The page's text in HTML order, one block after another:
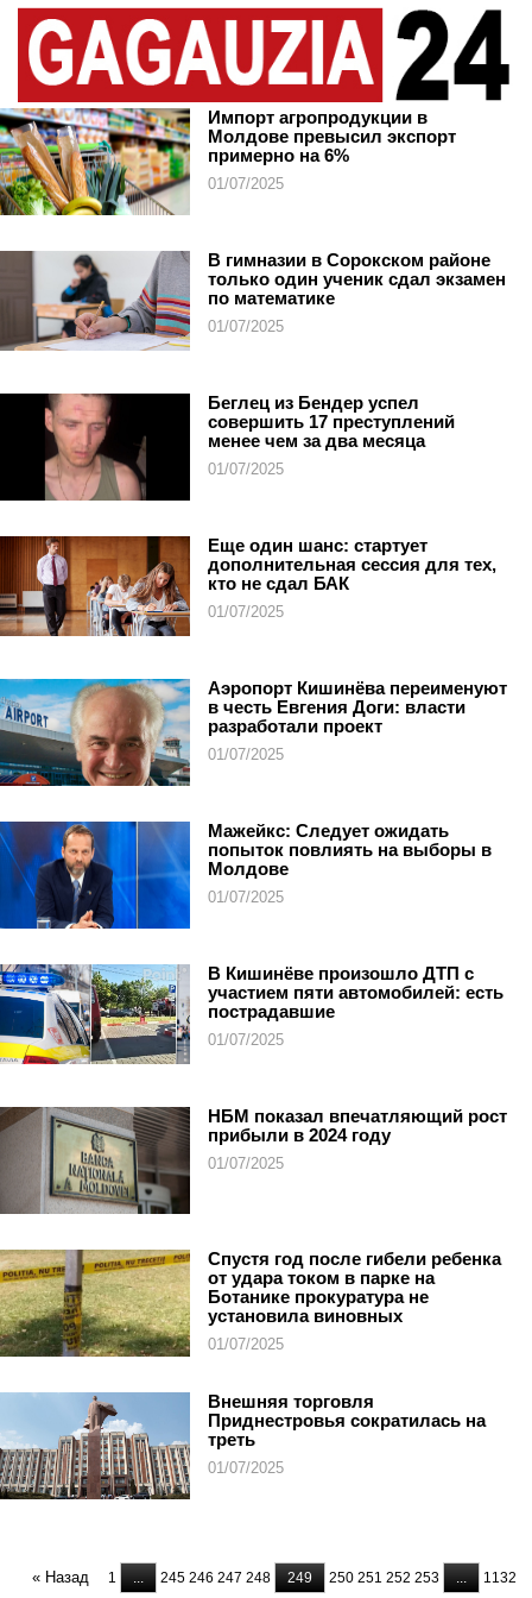
Импорт агропродукции в
Молдове превысил экспорт
примерно на 6%
01/07/2025
В гимназии в Сорокском районе
только один ученик сдал экзамен
по математике
01/07/2025
Беглец из Бендер успел
совершить 17 преступлений
менее чем за два месяца
01/07/2025
Еще один шанс: стартует
дополнительная сессия для тех,
кто не сдал БАК
01/07/2025
Аэропорт Кишинёва переименуют
в честь Евгения Доги: власти
разработали проект
01/07/2025
Мажейкс: Следует ожидать
попыток повлиять на выборы в
Молдове
01/07/2025
В Кишинёве произошло ДТП с
участием пяти автомобилей: есть
пострадавшие
01/07/2025
НБМ показал впечатляющий рост
прибыли в 2024 году
01/07/2025
Спустя год после гибели ребенка
от удара током в парке на
Ботанике прокуратура не
установила виновных
01/07/2025
Внешняя торговля
Приднестровья сократилась на
треть
01/07/2025
« Назад 1 245 246 247 248 249 250 251 252 253 1132